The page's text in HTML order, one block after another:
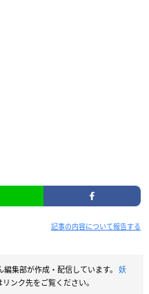
記事の内容について報告する
編集部が作成・配信しています。 妖
ンク先をご覧ください。